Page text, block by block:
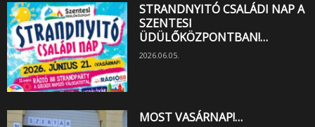
STRANDNYITÓ CSALÁDI NAP A
SZENTESI
ÜDÜLŐKÖZPONTBAN!…
2026.06.05.
MOST VASÁRNAP!…